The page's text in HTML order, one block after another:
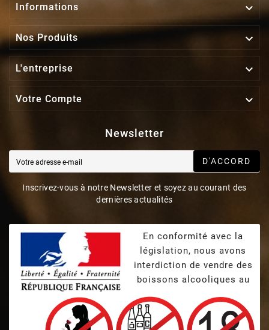
Informations 
Nos Produits 
L'entreprise 
Votre Compte 
Newsletter
D'ACCORD
Inscrivez-vous à notre Newsletter et soyez au courant des
dernières actualités
En conformité avec la
législation, nous avons
interdiction de vendre des
boissons alcooliques au